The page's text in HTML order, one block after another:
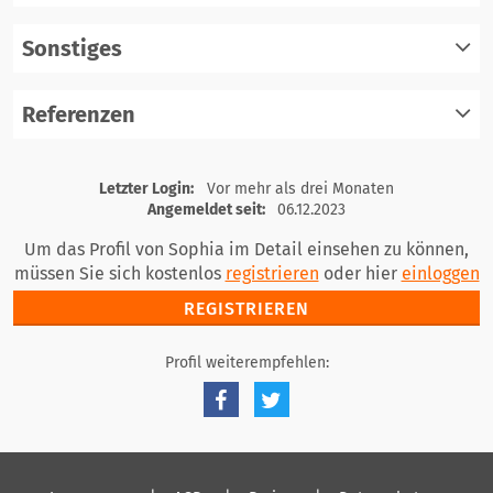
Sonstiges
Referenzen
registrieren
einloggen
Letzter Login:
Vor mehr als drei Monaten
Angemeldet seit:
06.12.2023
Um das Profil von Sophia im Detail einsehen zu können,
müssen Sie sich kostenlos registrieren oder hier einloggen
REGISTRIEREN
Profil weiterempfehlen: